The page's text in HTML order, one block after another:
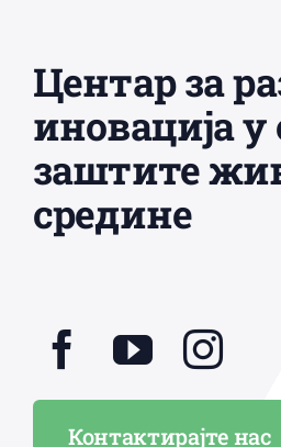
Центар за
иновација у
заштите
средине
Контактирајте нас